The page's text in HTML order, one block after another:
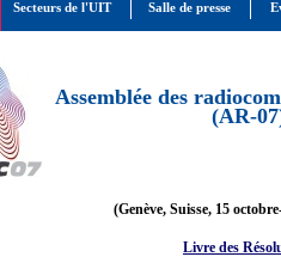
Assemblée des
(AR-
(Genève, Suisse, 15
Livre des
Secteurs de l'UIT Salle de presse